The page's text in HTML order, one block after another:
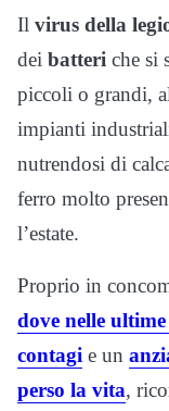
Il virus della
dei batteri che si
piccoli o grandi,
impianti
nutrendosi di
ferro molto
l’estate.
Proprio in
dove nelle
contagi e un
perso la vita,